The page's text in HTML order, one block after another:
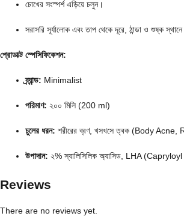
চোখের সংস্পর্শ এড়িয়ে চলুন।
সরাসরি সূর্যালোক এবং তাপ থেকে দূরে, ঠান্ডা ও শুষ্ক
প্রোডাক্ট স্পেসিফিকেশন:
ব্র্যান্ড: Minimalist
পরিমাণ: ২০০ মিলি (200 ml)
চুলের ধরন: শরীরের ব্রণ, খসখসে ত্বক (Body Acne,
উপাদান: ২% স্যালিসিলিক অ্যাসিড, LHA
Reviews
There are no reviews yet.